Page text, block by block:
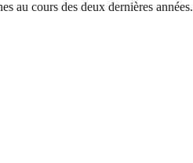
au cours des deux dernières années.